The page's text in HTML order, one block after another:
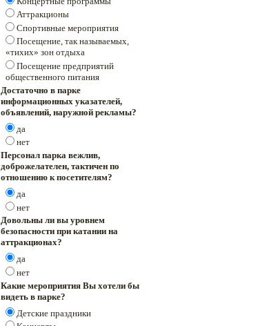
Аттракционы
Спортивные мероприятия
Посещение, так называемых,
«тихих» зон отдыха
Посещение предприятий
общественного питания
Достаточно в парке
информационных указателей,
объявлений, наружной рекламы?
да
нет
Персонал парка вежлив,
доброжелателен, тактичен по
отношению к посетителям?
да
нет
Довольны ли вы уровнем
безопасности при катании на
аттракционах?
да
нет
Какие мероприятия Вы хотели бы
видеть в парке?
Детские праздники